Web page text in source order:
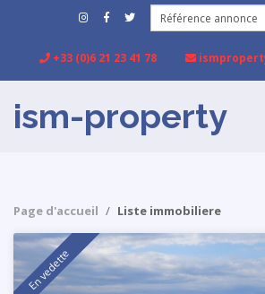
+33 (0)6 21 23 41 78
ism-property
Page d'accueil Liste immobiliere
En vedette